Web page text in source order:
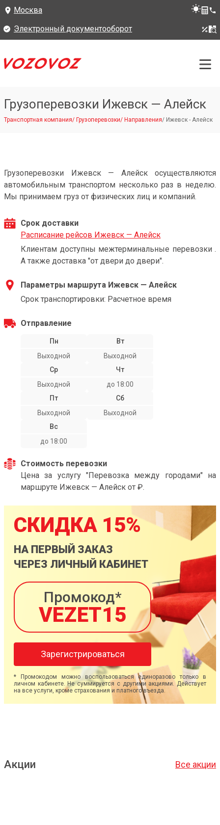
Москва
Электронный документооборот
Грузоперевозки Ижевск — Алейск
Транспортная компания/ Грузоперевозки/ Направления/ Ижевск - Алейск
Грузоперевозки Ижевск — Алейск осуществляются
автомобильным транспортом несколько раз в неделю.
Мы принимаем груз от физических лиц и компаний.
Срок доставки
Расписание рейсов Ижевск — Алейск
Клиентам доступны межтерминальные перевозки .
А также доставка "от двери до двери".
Параметры маршрута Ижевск — Алейск
Срок транспортировки: Расчетное время
Отправление
Пн
Выходной
Вт
Выходной
Ср
Выходной
Чт
до 18:00
Пт
Выходной
Сб
Выходной
Вс
до 18:00
Стоимость перевозки
Цена за услугу "Перевозка между городами" на
маршруте Ижевск — Алейск от ₽.
СКИДКА 15%
НА ПЕРВЫЙ ЗАКАЗ
ЧЕРЕЗ ЛИЧНЫЙ КАБИНЕТ
Промокод*
VEZET15
Зарегистрироваться
* Промокодом можно воспользоваться единоразово только в
личном кабинете. Не суммируется с другими акциями. Действует
на все услуги, кроме страхования и платного въезда.
Акции Все акции